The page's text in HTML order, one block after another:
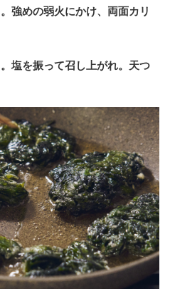
強めの弱火にかけ、両面カリ
塩を振って召し上がれ。天つ